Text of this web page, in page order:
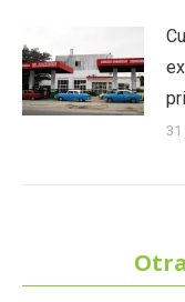
31